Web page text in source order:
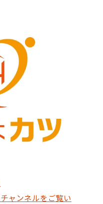
ャンネルをご覧い